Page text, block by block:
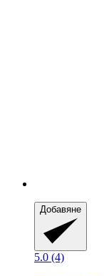
Добавяне
5.0 (4)